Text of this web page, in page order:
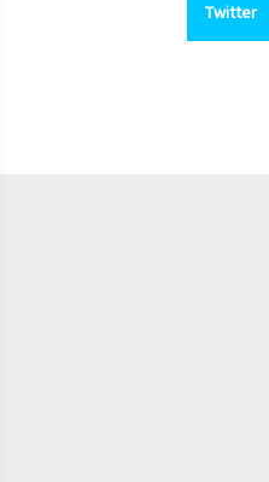
Twitter